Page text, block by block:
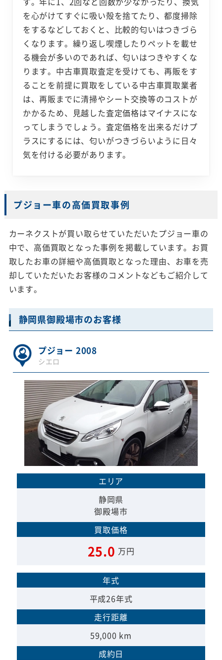
を心がけてすぐに吸い殻を捨てたり、都度掃除
をするなどしておくと、比較的匂いはつきづら
くなります。繰り返し喫煙したりペットを載せ
る機会が多いのであれば、匂いはつきやすくな
ります。中古車買取査定を受けても、再販をす
ることを前提に買取をしている中古車買取業者
は、再販までに清掃やシート交換等のコストが
かかるため、見越した査定価格はマイナスにな
ってしまうでしょう。査定価格を出来るだけプ
ラスにするには、匂いがつきづらいように日々
気を付ける必要があります。
プジョー車の高価買取事例
カーネクストが買い取らせていただいたプジョー車の
中で、高価買取となった事例を掲載しています。お買
取したお車の詳細や高価買取となった理由、お車を売
却していただいたお客様のコメントなどもご紹介して
います。
静岡県御殿場市のお客様
プジョー 2008
シエロ
エリア
静岡県
御殿場市
買取価格
25.0 万円
年式
平成26年式
走行距離
59,000 km
成約日